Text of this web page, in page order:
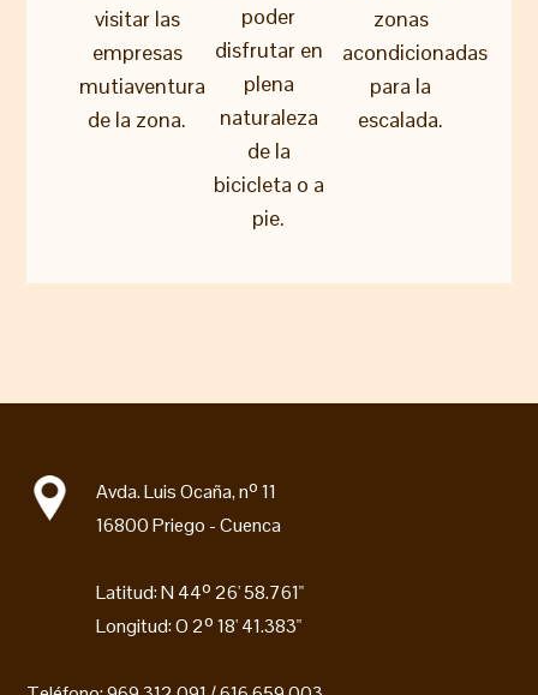
visitar las
empresas
mutiaventura
de la zona.
poder
disfrutar en
plena
naturaleza
de la
bicicleta o a
pie.
zonas
acondicionadas
para la
escalada.
Avda. Luis Ocaña, nº 11
16800 Priego - Cuenca
Latitud: N 44º 26' 58.761"
Longitud: O 2º 18' 41.383"